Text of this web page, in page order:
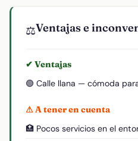
⚖️Ventajas e
✔ Ventajas
🟢 Calle llana — cómoda
⚠ A tener en cuenta
🏥 Pocos servicios en el